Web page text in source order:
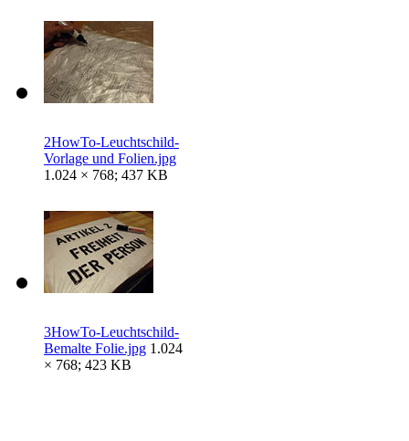
2HowTo-Leuchtschild-
Vorlage und Folien.jpg
1.024 × 768; 437 KB
3HowTo-Leuchtschild-
Bemalte Folie.jpg 1.024
× 768; 423 KB